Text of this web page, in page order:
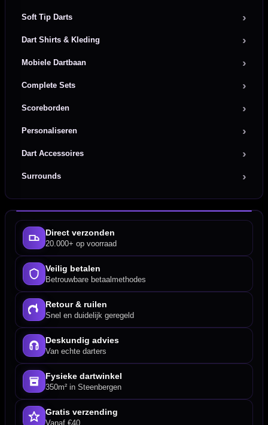
Soft Tip Darts
Dart Shirts & Kleding
Mobiele Dartbaan
Complete Sets
Scoreborden
Personaliseren
Dart Accessoires
Surrounds
Direct verzonden
20.000+ op voorraad
Veilig betalen
Betrouwbare betaalmethodes
Retour & ruilen
Snel en duidelijk geregeld
Deskundig advies
Van echte darters
Fysieke dartwinkel
350m² in Steenbergen
Gratis verzending
Vanaf €40